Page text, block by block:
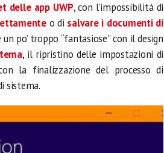
delle app UWP, con l’impossibilità di
o di salvare i documenti di
po’ troppo “fantasiose” con il design
, il ripristino delle impostazioni di
la finalizzazione del processo di
sistema.